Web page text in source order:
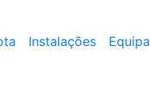
Instalações Equipa